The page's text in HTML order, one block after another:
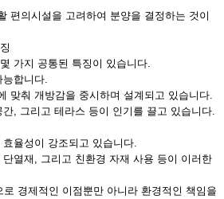
편의시설을 고려하여 분양을 결정하는 것이
가지 공통된 특징이 있습니다.
합니다.
맞춰 개방감을 중시하며 설계되고 있습니다.
, 그리고 테라스 등이 인기를 끌고 있습니다.
율성이 강조되고 있습니다.
열재, 그리고 친환경 자재 사용 등이 이러한
경제적인 이점뿐만 아니라 환경적인 책임을